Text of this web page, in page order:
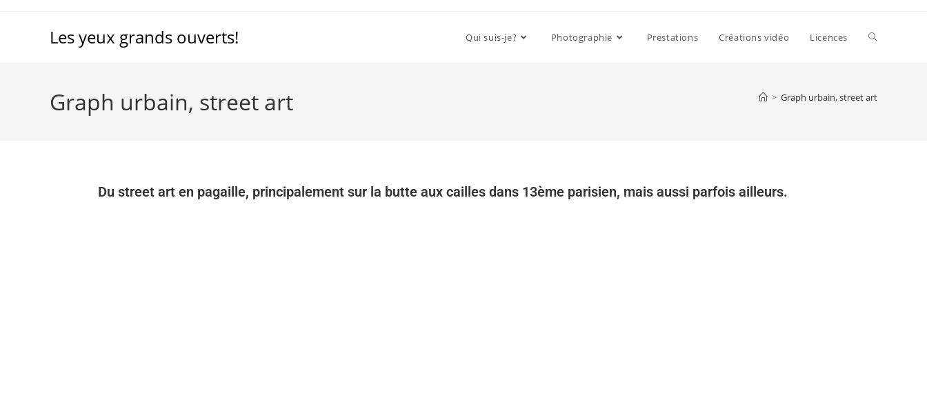
Les yeux grands ouverts! Qui suis-je? Photographie Prestations Créations vidéo Licences
Graph urbain, street art > Graph urbain, street art
Du street art en pagaille, principalement sur la butte aux cailles dans 13ème parisien, mais aussi parfois ailleurs.